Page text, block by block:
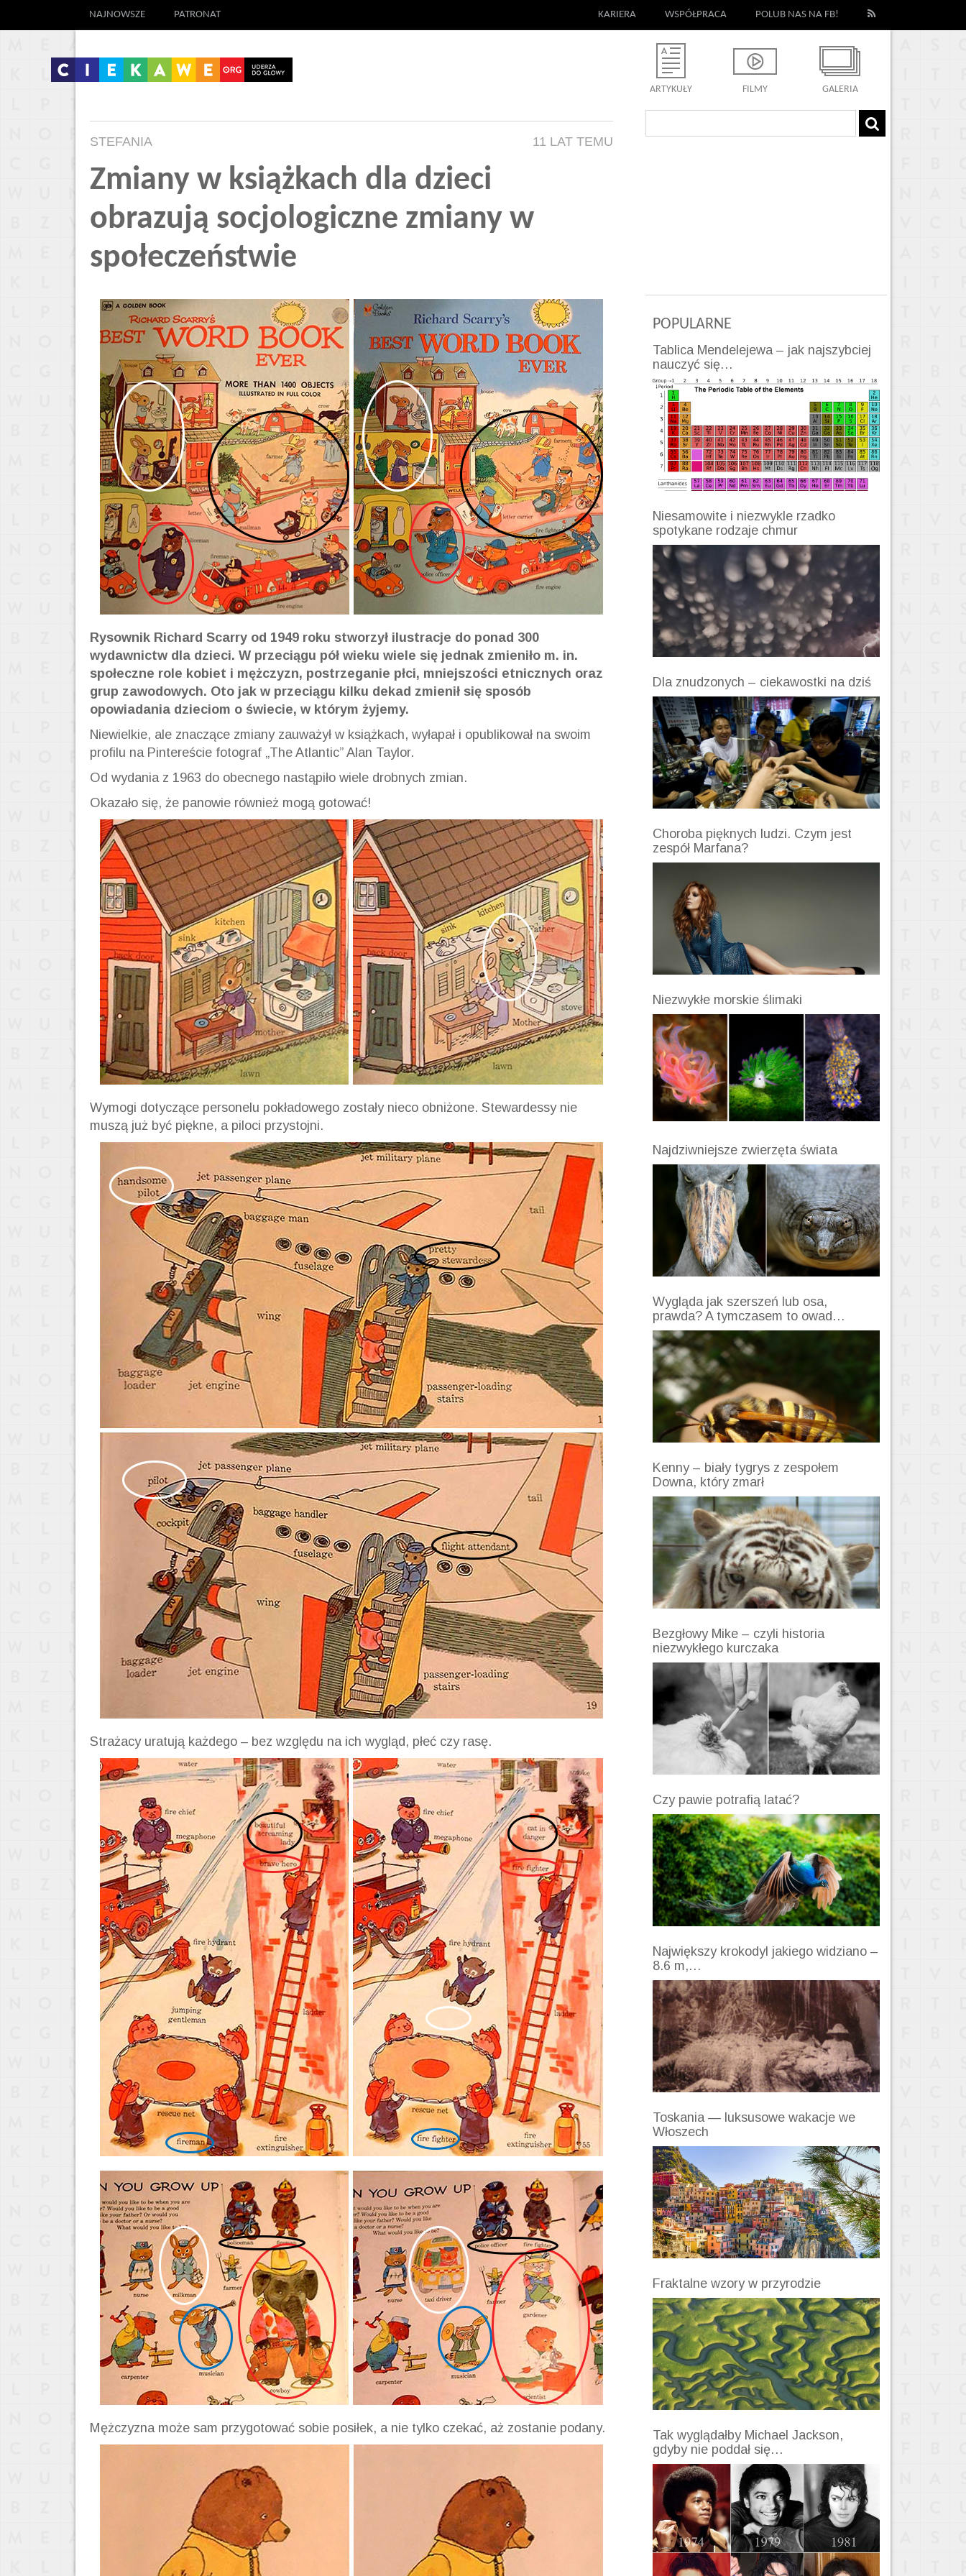
NAJNOWSZE PATRONAT KARIERA WSPÓŁPRACA POLUB NAS NA FB!
ARTYKUŁY FILMY GALERIA
STEFANIA 11 LAT TEMU
Zmiany w książkach dla dzieci
obrazują socjologiczne zmiany w
społeczeństwie
Rysownik Richard Scarry od 1949 roku stworzył ilustracje do ponad 300
wydawnictw dla dzieci. W przeciągu pół wieku wiele się jednak zmieniło m. in.
społeczne role kobiet i mężczyzn, postrzeganie płci, mniejszości etnicznych oraz
grup zawodowych. Oto jak w przeciągu kilku dekad zmienił się sposób
opowiadania dzieciom o świecie, w którym żyjemy.
Niewielkie, ale znaczące zmiany zauważył w książkach, wyłapał i opublikował na swoim
profilu na Pintereście fotograf „The Atlantic” Alan Taylor.
Od wydania z 1963 do obecnego nastąpiło wiele drobnych zmian.
Okazało się, że panowie również mogą gotować!
Wymogi dotyczące personelu pokładowego zostały nieco obniżone. Stewardessy nie
muszą już być piękne, a piloci przystojni.
Strażacy uratują każdego – bez względu na ich wygląd, płeć czy rasę.
Mężczyzna może sam przygotować sobie posiłek, a nie tylko czekać, aż zostanie podany.
POPULARNE
Tablica Mendelejewa – jak najszybciej
nauczyć się…
Niesamowite i niezwykle rzadko
spotykane rodzaje chmur
Dla znudzonych – ciekawostki na dziś
Choroba pięknych ludzi. Czym jest
zespół Marfana?
Niezwykłe morskie ślimaki
Najdziwniejsze zwierzęta świata
Wygląda jak szerszeń lub osa,
prawda? A tymczasem to owad…
Kenny – biały tygrys z zespołem
Downa, który zmarł
Bezgłowy Mike – czyli historia
niezwykłego kurczaka
Czy pawie potrafią latać?
Największy krokodyl jakiego widziano –
8.6 m,…
Toskania — luksusowe wakacje we
Włoszech
Fraktalne wzory w przyrodzie
Tak wyglądałby Michael Jackson,
gdyby nie poddał się…